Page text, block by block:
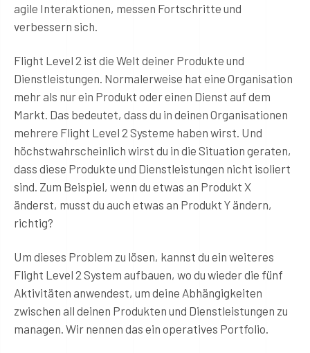
agile Interaktionen, messen Fortschritte und
verbessern sich.
Flight Level 2 ist die Welt deiner Produkte und
Dienstleistungen. Normalerweise hat eine Organisation
mehr als nur ein Produkt oder einen Dienst auf dem
Markt. Das bedeutet, dass du in deinen Organisationen
mehrere Flight Level 2 Systeme haben wirst. Und
höchstwahrscheinlich wirst du in die Situation geraten,
dass diese Produkte und Dienstleistungen nicht isoliert
sind. Zum Beispiel, wenn du etwas an Produkt X
änderst, musst du auch etwas an Produkt Y ändern,
richtig?
Um dieses Problem zu lösen, kannst du ein weiteres
Flight Level 2 System aufbauen, wo du wieder die fünf
Aktivitäten anwendest, um deine Abhängigkeiten
zwischen all deinen Produkten und Dienstleistungen zu
managen. Wir nennen das ein operatives Portfolio.